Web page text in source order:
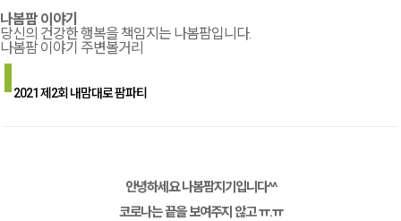
나봄팜 이야기
당신의 건강한 행복을 책임지는 나봄팜입니다.
나봄팜 이야기 주변볼거리
2021 제2회 내맘대로 팜파티
안녕하세요 나봄팜지기입니다^^
코로나는 끝을 보여주지 않고 ㅠ.ㅠ